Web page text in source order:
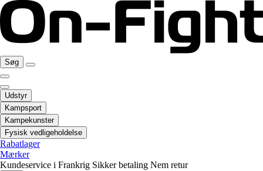
Søg
Udstyr
Kampsport
Kampekunster
Fysisk vedligeholdelse
Rabatlager
Mærker
Kundeservice i Frankrig Sikker betaling Nem retur